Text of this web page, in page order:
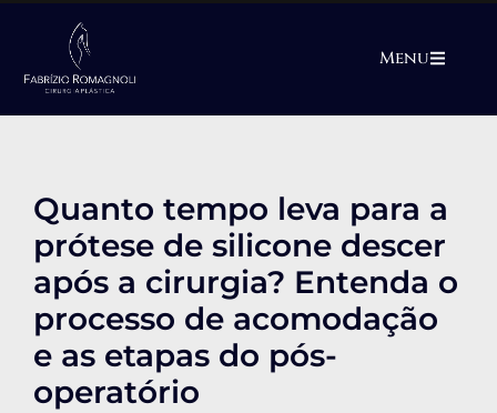
Menu
Quanto tempo leva para a
prótese de silicone descer
após a cirurgia? Entenda o
processo de acomodação
e as etapas do pós-
operatório